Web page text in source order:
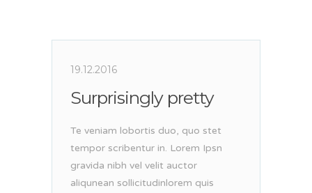
19.12.2016
Surprisingly pretty
Te veniam lobortis duo, quo stet
tempor scribentur in. Lorem Ipsn
gravida nibh vel velit auctor
aliqunean sollicitudinlorem quis